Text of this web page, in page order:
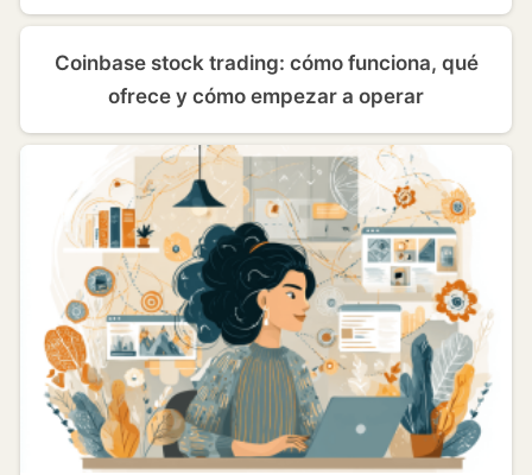
Coinbase stock trading: cómo funciona, qué
ofrece y cómo empezar a operar